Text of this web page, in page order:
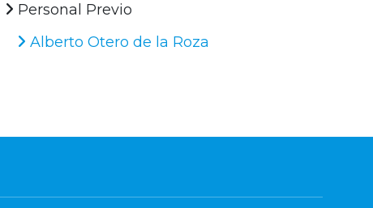
Personal Previo
Alberto Otero de la Roza